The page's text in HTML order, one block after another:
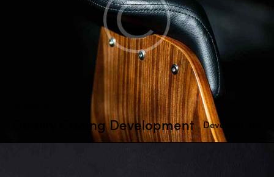
Quality Coding Development Devamını oku